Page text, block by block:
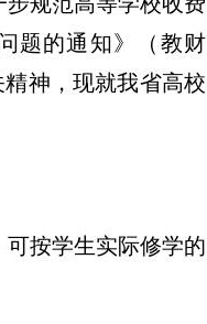
题的通知》（教财
神，现就我省高校
按学生实际修学的